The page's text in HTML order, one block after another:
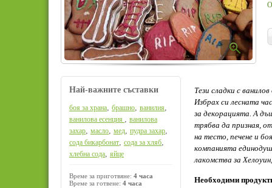
Тези сладки с
Избрах си лесната
за декорацията. А
трябва да призная,
на тесто, печене и
компанията
лакомства за
Необходими
Най-важните съставки
боя за храна, брашно, ванилия,
ванилова есенция , ванилова
захар, масло, мед, пудра захар,
сода бикарбонат, сода за хляб,
хлебна сода, яйце
Време за приготвяне: 4 часа
Време за готвене: 4 часа